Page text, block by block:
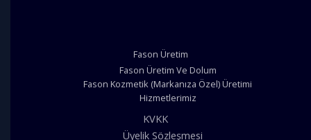
Fason Üretim
Fason Üretim Ve Dolum
Fason Kozmetik (Markanıza Özel) Üretimi
Hizmetlerimiz
KVKK
Üyelik Sözleşmesi